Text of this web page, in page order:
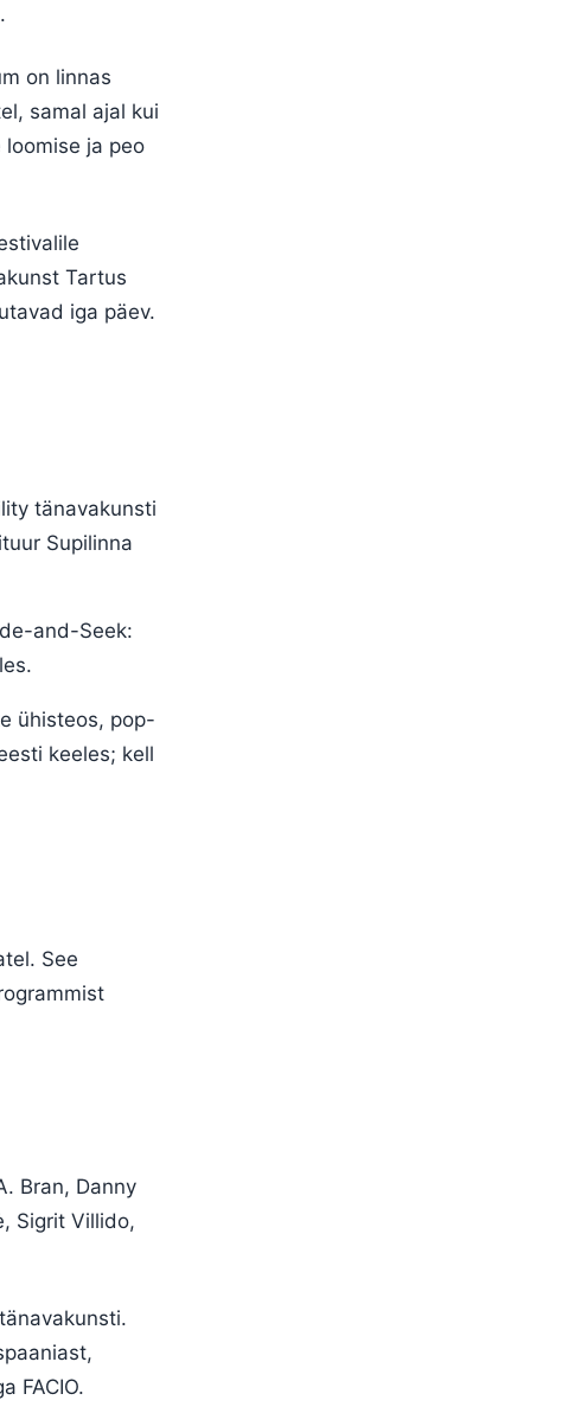
on linnas
samal ajal kui
ja peo
Tartus
iga päev.
tänavakunsti
Supilinna
and-Seek:
ühisteos, pop-
keeles; kell
See
Bran, Danny
Sigrit Villido,
FACIO.